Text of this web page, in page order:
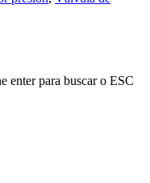
enter para buscar o ESC